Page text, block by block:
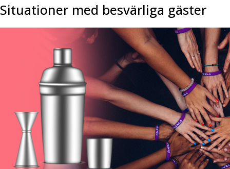
Situationer med besvärliga gäster